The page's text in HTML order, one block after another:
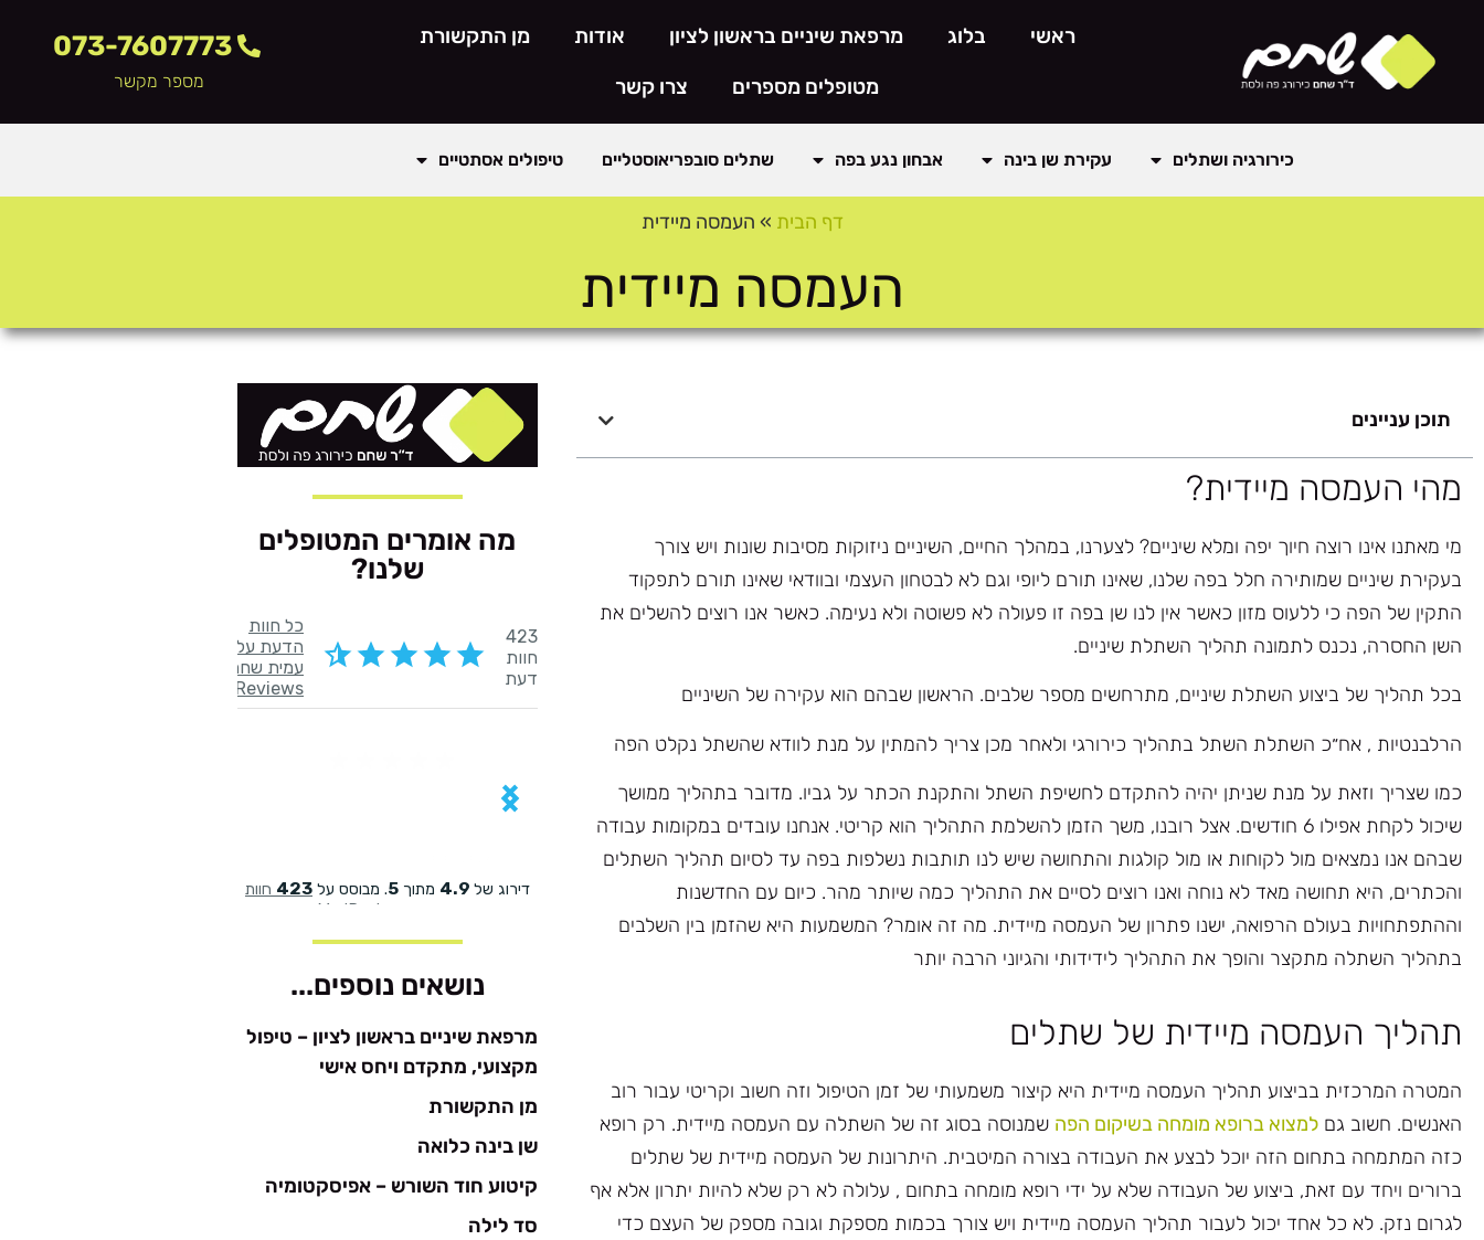
ראשי בלוג מרפאת שיניים בראשון לציון אודות
מן התקשורת
מטופלים מספרים
צרו קשר
073-7607773
מספר מקשר
כירורגיה ושתלים עקירת שן בינה אבחון נגע בפה שתלים סובפריאוסטליים טיפולים אסתטיים
דף הבית » העמסה מיידית
העמסה מיידית
תוכן עניינים
מהי העמסה מיידית?
מי מאתנו אינו רוצה חיוך יפה ומלא שיניים? לצערנו, במהלך החיים, השיניים ניזוקות מסיבות שונות ויש צורך
בעקירת שיניים שמותירה חלל בפה שלנו, שאינו תורם ליופי וגם לא לבטחון העצמי ובוודאי שאינו תורם לתפקוד
התקין של הפה כי ללעוס מזון כאשר אין לנו שן בפה זו פעולה לא פשוטה ולא נעימה. כאשר אנו רוצים להשלים את
השן החסרה, נכנס לתמונה תהליך השתלת שיניים.
בכל תהליך של ביצוע השתלת שיניים, מתרחשים מספר שלבים. הראשון שבהם הוא עקירה של השיניים
הרלבנטיות , אח״כ השתלת השתל בתהליך כירורגי ולאחר מכן צריך להמתין על מנת לוודא שהשתל נקלט הפה
כמו שצריך וזאת על מנת שניתן יהיה להתקדם לחשיפת השתל והתקנת הכתר על גביו. מדובר בתהליך ממושך
שיכול לקחת אפילו 6 חודשים. אצל רובנו, משך הזמן להשלמת התהליך הוא קריטי. אנחנו עובדים במקומות עבודה
שבהם אנו נמצאים מול לקוחות או מול קולגות והתחושה שיש לנו תותבות נשלפות בפה עד לסיום תהליך השתלים
והכתרים, היא תחושה מאד לא נוחה ואנו רוצים לסיים את התהליך כמה שיותר מהר. כיום עם החדשנות
וההתפתחויות בעולם הרפואה, ישנו פתרון של העמסה מיידית. מה זה אומר? המשמעות היא שהזמן בין השלבים
בתהליך השתלה מתקצר והופך את התהליך לידידותי והגיוני הרבה יותר
תהליך העמסה מיידית של שתלים
המטרה המרכזית בביצוע תהליך העמסה מיידית היא קיצור משמעותי של זמן הטיפול וזה חשוב וקריטי עבור רוב
האנשים. חשוב גם למצוא ברופא מומחה בשיקום הפה שמנוסה בסוג זה של השתלה עם העמסה מיידית. רק רופא
כזה המתמחה בתחום הזה יוכל לבצע את העבודה בצורה המיטבית. היתרונות של העמסה מיידית של שתלים
ברורים ויחד עם זאת, ביצוע של העבודה שלא על ידי רופא מומחה בתחום , עלולה לא רק שלא להיות יתרון אלא אף
לגרום נזק. לא כל אחד יכול לעבור תהליך העמסה מיידית ויש צורך בכמות מספקת וגובה מספק של העצם כדי
מה אומרים המטופלים
שלנו?
נושאים נוספים...
מרפאת שיניים בראשון לציון – טיפול
מקצועי, מתקדם ויחס אישי
מן התקשורת
שן בינה כלואה
קיטוע חוד השורש – אפיסקטומיה
סד לילה